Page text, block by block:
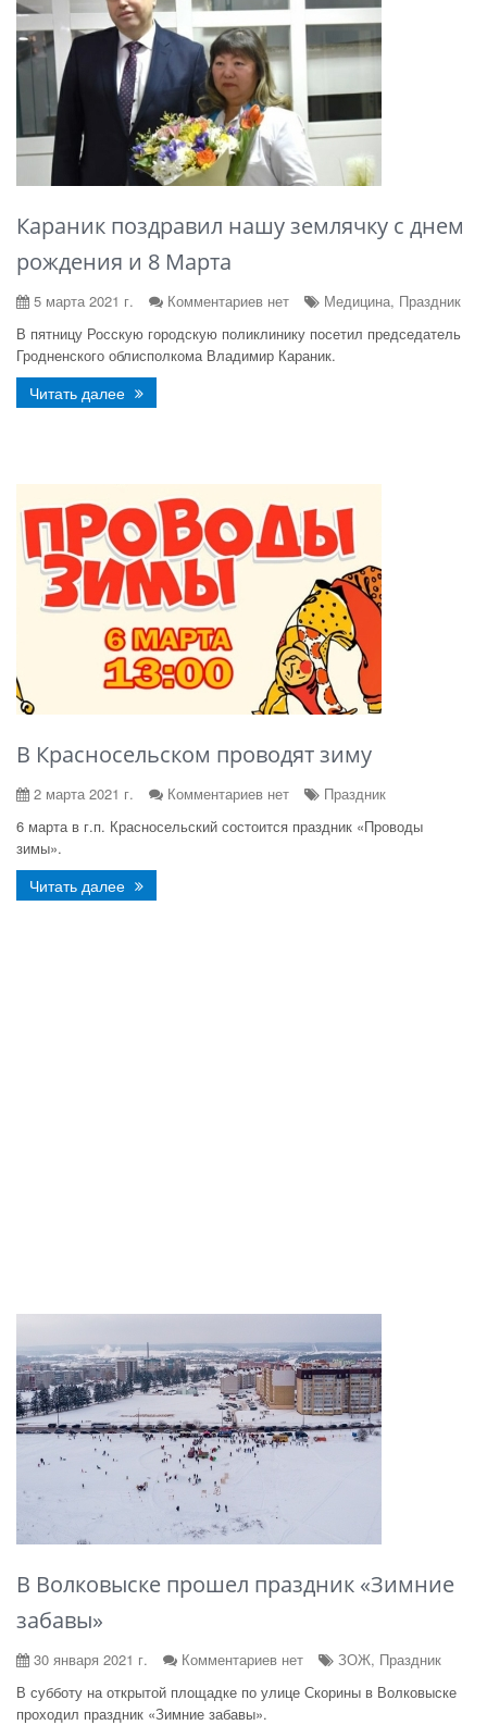
Караник поздравил нашу землячку с днем
рождения и 8 Марта
5 марта 2021 г. Комментариев нет
Медицина, Праздник
В пятницу Росскую городскую поликлинику посетил председатель
Гродненского облисполкома Владимир Караник.
Читать далее
В Красносельском проводят зиму
2 марта 2021 г. Комментариев нет
Праздник
6 марта в г.п. Красносельский состоится праздник «Проводы
зимы».
Читать далее
В Волковыске прошел праздник «Зимние
забавы»
30 января 2021 г. Комментариев нет
ЗОЖ, Праздник
В субботу на открытой площадке по улице Скорины в Волковыске
проходил праздник «Зимние забавы».